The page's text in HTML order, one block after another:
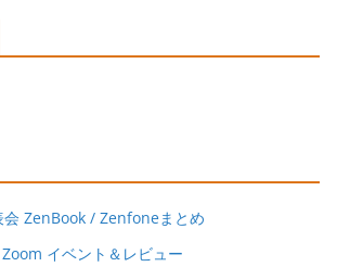
会 ZenBook / Zenfoneまとめ
イベント＆レビュー